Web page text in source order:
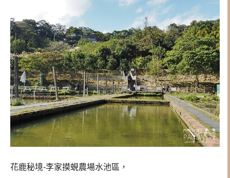
花鹿秘境-李家摸蜆農場水池區，